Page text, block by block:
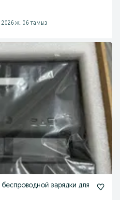
2026 ж. 06 тамыз
зарядки для